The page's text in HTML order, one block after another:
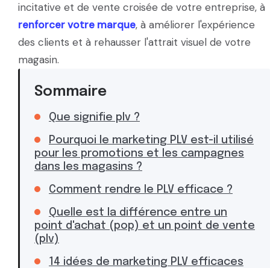
incitative et de vente croisée de votre entreprise, à
renforcer votre marque, à améliorer l'expérience
des clients et à rehausser l'attrait visuel de votre
magasin.
Sommaire
Que signifie plv ?
Pourquoi le marketing PLV est-il utilisé
pour les promotions et les campagnes
dans les magasins ?
Comment rendre le PLV efficace ?
Quelle est la différence entre un
point d'achat (pop) et un point de vente
(plv)
14 idées de marketing PLV efficaces